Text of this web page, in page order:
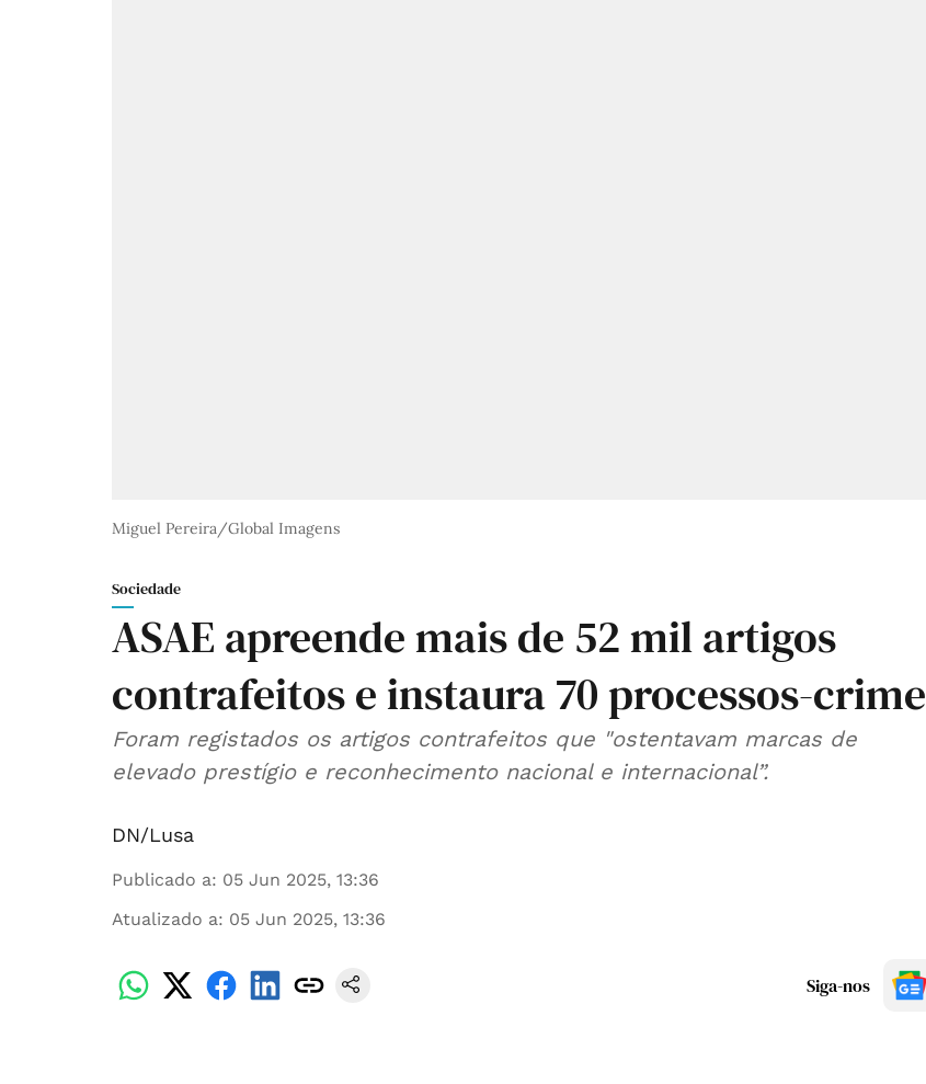
Miguel Pereira/Global Imagens
Sociedade
ASAE apreende mais de 52 mil artigos
contrafeitos e instaura 70 processos-crime
Foram registados os artigos contrafeitos que "ostentavam marcas de
elevado prestígio e reconhecimento nacional e internacional”.
DN/Lusa
Publicado a: 05 Jun 2025, 13:36
Atualizado a: 05 Jun 2025, 13:36
Siga-nos